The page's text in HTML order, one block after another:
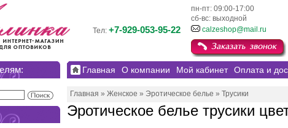
пн-пт: 09:00-17:00
сб-вс: выходной
Тел: +7-929-053-95-22 calzeshop@mail.ru
Главная О компании Мой кабинет Оплата и
Главная » Женское » Эротическое белье » Трусики
Эротическое белье трусики